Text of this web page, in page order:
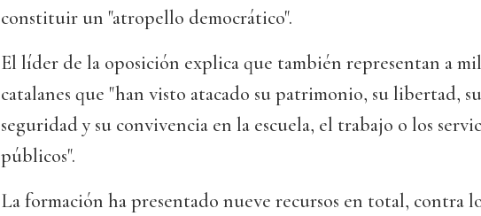
constituir un "atropello democrático".
El líder de la oposición explica que también representan a
catalanes que "han visto atacado su patrimonio, su libertad, su
seguridad y su convivencia en la escuela, el trabajo o los
públicos".
La formación ha presentado nueve recursos en total, contra